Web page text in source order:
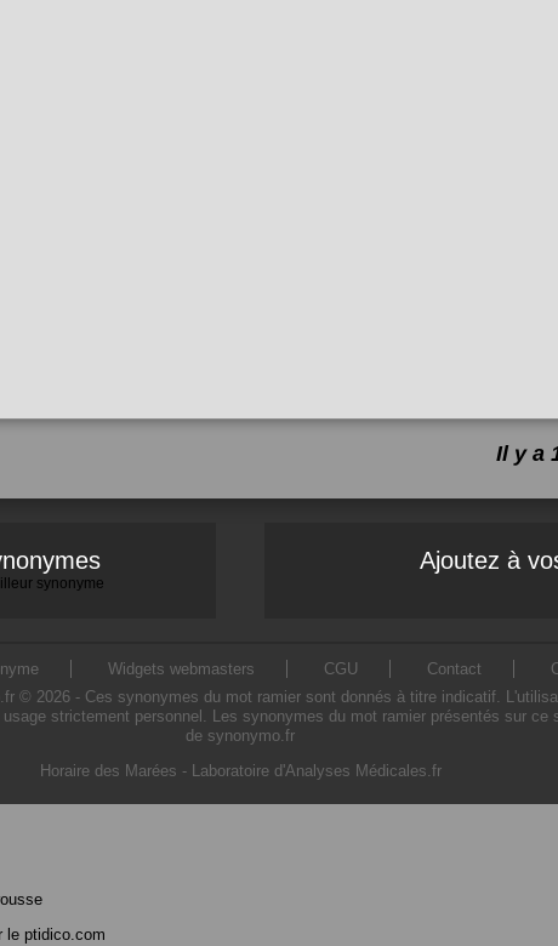
Il y a
synonyme
Ajoutez à
Widgets webmasters CGU Contact
© 2026 - Ces synonymes du mot ramier sont donnés à titre indicatif.
strictement personnel. Les synonymes du mot ramier présentés sur ce
de synonymo.fr
Horaire des Marées - Laboratoire d'Analyses Médicales.fr
le ptidico.com